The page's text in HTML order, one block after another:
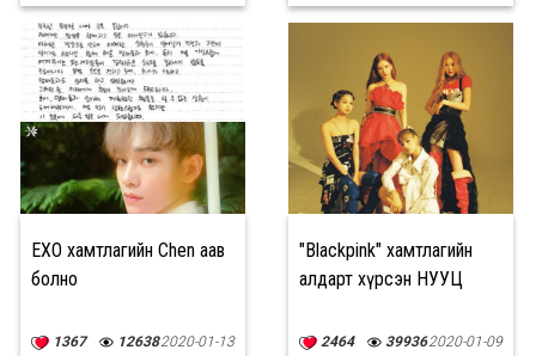
EXO хамтлагийн Chen аав
болно
1367 126382020-01-13
"Blackpink" хамтлагийн
алдарт хүрсэн НУУЦ
2464 399362020-01-09